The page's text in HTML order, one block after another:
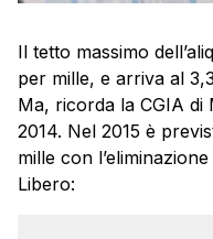
Il tetto massimo
per mille, e arriva al
Ma, ricorda la CGIA
2014. Nel 2015 è
mille con
Libero: